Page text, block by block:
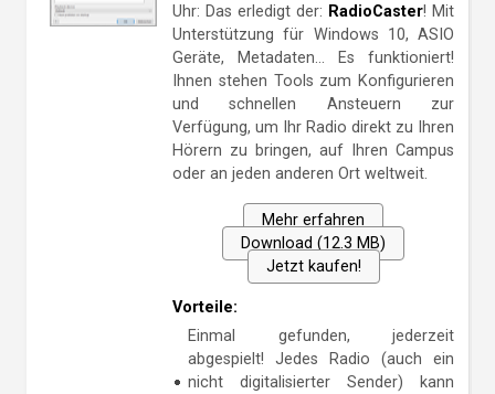
Uhr: Das erledigt der: RadioCaster! Mit
Unterstützung für Windows 10, ASIO
Geräte, Metadaten… Es funktioniert!
Ihnen stehen Tools zum Konfigurieren
und schnellen Ansteuern zur
Verfügung, um Ihr Radio direkt zu Ihren
Hörern zu bringen, auf Ihren Campus
oder an jeden anderen Ort weltweit.
Mehr erfahren
Download (12.3 MB)
Jetzt kaufen!
Vorteile:
Einmal gefunden, jederzeit
abgespielt! Jedes Radio (auch ein
nicht digitalisierter Sender) kann